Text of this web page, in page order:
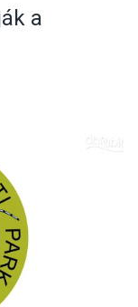
a